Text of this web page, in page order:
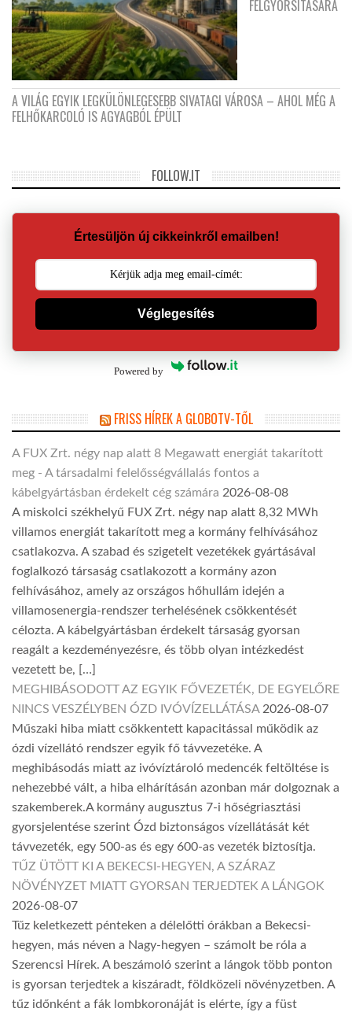
FELGYORSÍTÁSÁRA
A VILÁG EGYIK LEGKÜLÖNLEGESEBB SIVATAGI VÁROSA – AHOL MÉG A
FELHŐKARCOLÓ IS AGYAGBÓL ÉPÜLT
FOLLOW.IT
Értesüljön új cikkeinkről emailben!
Véglegesítés
Powered by
FRISS HÍREK A GLOBOTV-TŐL
A FUX Zrt. négy nap alatt 8 Megawatt energiát takarított
meg - A társadalmi felelősségvállalás fontos a
kábelgyártásban érdekelt cég számára 2026-08-08
A miskolci székhelyű FUX Zrt. négy nap alatt 8,32 MWh
villamos energiát takarított meg a kormány felhívásához
csatlakozva. A szabad és szigetelt vezetékek gyártásával
foglalkozó társaság csatlakozott a kormány azon
felhívásához, amely az országos hőhullám idején a
villamosenergia-rendszer terhelésének csökkentését
célozta. A kábelgyártásban érdekelt társaság gyorsan
reagált a kezdeményezésre, és több olyan intézkedést
vezetett be, […]
MEGHIBÁSODOTT AZ EGYIK FŐVEZETÉK, DE EGYELŐRE
NINCS VESZÉLYBEN ÓZD IVÓVÍZELLÁTÁSA 2026-08-07
Műszaki hiba miatt csökkentett kapacitással működik az
ózdi vízellátó rendszer egyik fő távvezetéke. A
meghibásodás miatt az ivóvíztároló medencék feltöltése is
nehezebbé vált, a hiba elhárításán azonban már dolgoznak a
szakemberek.A kormány augusztus 7-i hőségriasztási
gyorsjelentése szerint Ózd biztonságos vízellátását két
távvezeték, egy 500-as és egy 600-as vezeték biztosítja.
TŰZ ÜTÖTT KI A BEKECSI-HEGYEN, A SZÁRAZ
NÖVÉNYZET MIATT GYORSAN TERJEDTEK A LÁNGOK
2026-08-07
Tűz keletkezett pénteken a délelőtti órákban a Bekecsi-
hegyen, más néven a Nagy-hegyen – számolt be róla a
Szerencsi Hírek. A beszámoló szerint a lángok több ponton
is gyorsan terjedtek a kiszáradt, földközeli növényzetben. A
tűz időnként a fák lombkoronáját is elérte, így a füst